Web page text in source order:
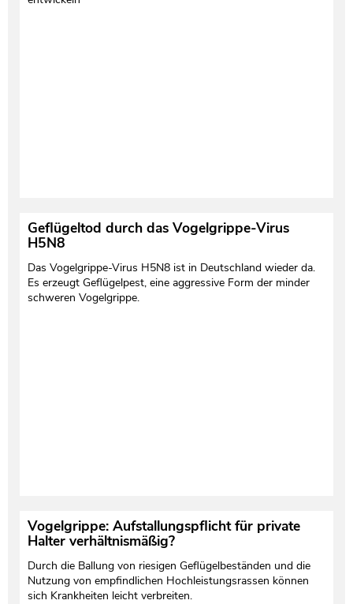
Geflügeltod durch das Vogelgrippe-Virus
H5N8
Das Vogelgrippe-Virus H5N8 ist in Deutschland wieder da.
Es erzeugt Geflügelpest, eine aggressive Form der minder
schweren Vogelgrippe.
Vogelgrippe: Aufstallungspflicht für private
Halter verhältnismäßig?
Durch die Ballung von riesigen Geflügelbeständen und die
Nutzung von empfindlichen Hochleistungsrassen können
sich Krankheiten leicht verbreiten.